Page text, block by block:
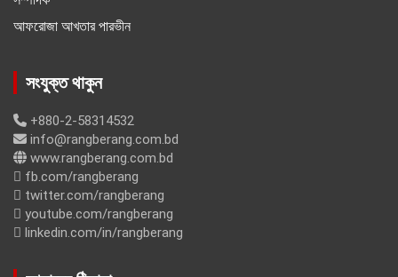
আফরোজা আখতার পারভীন
সংযুক্ত থাকুন
+880-2-58314532
info@rangberang.com.bd
www.rangberang.com.bd
fb.com/rangberang
twitter.com/rangberang
youtube.com/rangberang
linkedin.com/in/rangberang